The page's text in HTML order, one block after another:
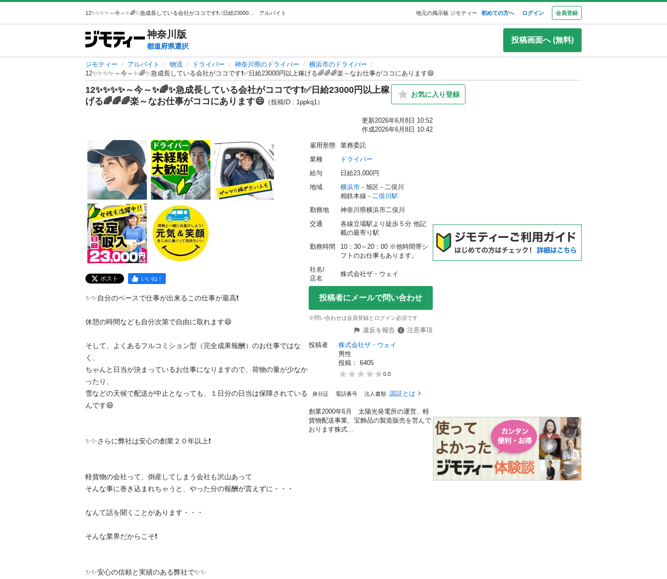
アルバイト 地元の掲示板 ジモティー 初めての方へ ログイン 会員登録
神奈川 版
都道府県選択
投稿画面へ (無料)
ジモティー アルバイト 物流 ドライバー 神奈川県のドライバー
横浜市のドライバー
12✨✨✨✨～今～✨🌈✨急成長している会社がココです❗️✅日給23000円以上稼げる🌈🌈🌈楽～なお仕事がココにあります😄
12✨✨✨✨～今～✨🌈✨急成長している会社がココです❗️✅日給23000円以上稼
げる🌈🌈🌈楽～なお仕事がココにあります😄 （投稿ID : 1ppkq1）
お気に入り登録
更新2026年6月8日 10:52
作成2026年6月8日 10:42
ポスト いいね！
✨✨自分のペースで仕事が出来るこの仕事が最高❗️
休憩の時間なども自分次第で自由に取れます😄
そして、よくあるフルコミション型（完全成果報酬）のお仕事ではな
く、
ちゃんと日当が決まっているお仕事になりますので、荷物の量が少なか
ったり、
雪などの天候で配送が中止となっても、１日分の日当は保障されている
んです😄
✨✨さらに弊社は安心の創業２０年以上❗️
軽貨物の会社って、倒産してしまう会社も沢山あって
そんな事に巻き込まれちゃうと、やった分の報酬が貰えずに・・・
なんて話を聞くことがあります・・・
そんな業界だからこそ❗️
✨✨安心の信頼と実績のある弊社で✨✨
雇用形態
業務委託
業種
ドライバー
給与
日給23,000円
地域
横浜市 - 旭区 - 二俣川
相鉄本線 - 二俣川駅
勤務地
神奈川県横浜市二俣川
交通
各線立場駅より徒歩５分 他記
載の最寄り駅
勤務時間
10：30～20：00 ※他時間帯シ
フトのお仕事もあります。
社名/
店名
株式会社ザ・ウェイ
投稿者にメールで問い合わせ
※問い合わせは会員登録とログイン必須です
違反を報告
注意事項
投稿者
株式会社ザ・ウェイ
男性
投稿： 6405
0.0
身分証 電話番号 法人書類 認証とは
創業2000年6月 太陽光発電所の運営、軽
貨物配送事業、宝飾品の製造販売を営んで
おります株式...